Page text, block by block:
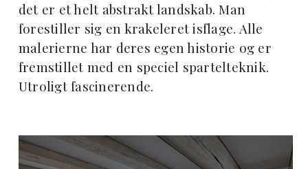
det er et helt abstrakt landskab. Man
forestiller sig en krakeleret isflage. Alle
malerierne har deres egen historie og er
fremstillet med en speciel spartelteknik.
Utroligt fascinerende.